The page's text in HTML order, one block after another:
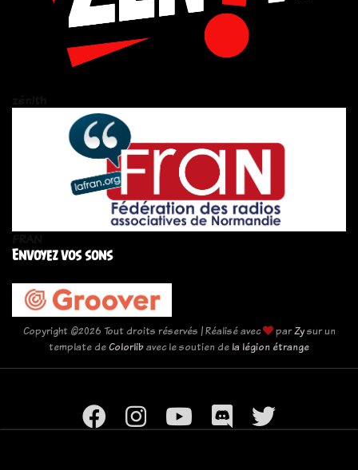
Envoyez vos sons
Copyright ©2026 Tout droits réservés | Réalisé avec parZysur un
template deColorlibavec le soutien de la légion étrange